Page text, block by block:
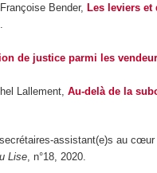
Bender,Les leviers et
de justice parmi les
Lallement,Au-delà de la
assistant(e)s au
Lise, n°18, 2020.